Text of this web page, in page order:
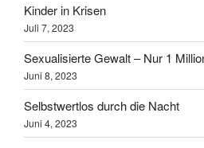
Kinder in Krisen
Juli 7, 2023
Sexualisierte Gewalt – Nur 1
Juni 8, 2023
Selbstwertlos durch die Nacht
Juni 4, 2023